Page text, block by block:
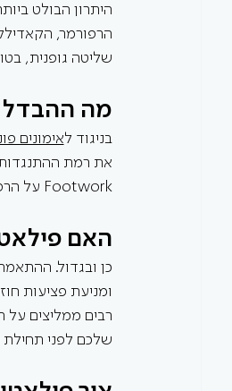
היתרון הבולט
הרפורמר,
שליטה גופנית,
מה ההבדל
בניגוד לאימונים
את רמת ההתנגדות
Footwork על הרפורמר, ובהמשך להתקדם לגרסאות מאתגרות יותר על ה־Wunda Chair.
האם
כן ובגדול.
ומניעת פציעות
רבים ממליצים
שלכם לפני תחילת